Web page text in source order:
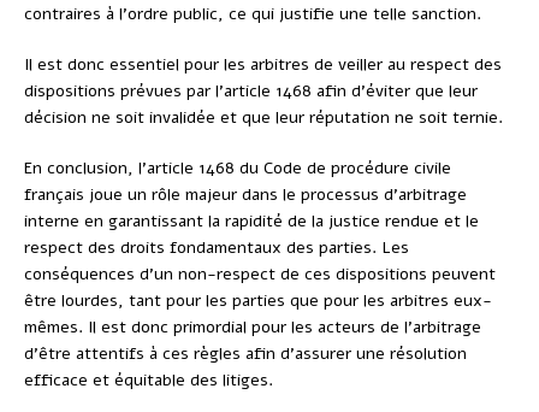
contraires à l’ordre public, ce qui justifie une telle sanction.
Il est donc essentiel pour les arbitres de veiller au respect des
dispositions prévues par l’article 1468 afin d’éviter que leur
décision ne soit invalidée et que leur réputation ne soit ternie.
En conclusion, l’article 1468 du Code de procédure civile
français joue un rôle majeur dans le processus d’arbitrage
interne en garantissant la rapidité de la justice rendue et le
respect des droits fondamentaux des parties. Les
conséquences d’un non-respect de ces dispositions peuvent
être lourdes, tant pour les parties que pour les arbitres eux-
mêmes. Il est donc primordial pour les acteurs de l’arbitrage
d’être attentifs à ces règles afin d’assurer une résolution
efficace et équitable des litiges.